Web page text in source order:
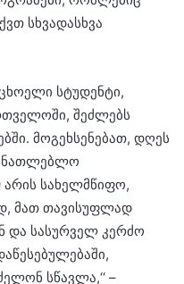
სხვადასხვა
სტუდენტი,
შეძლებს
მოგეხსენებათ, დღეს
სახელმწიფო,
მათ თავისუფლად
და სასურველ კერძო
სწავლა,‘‘ –